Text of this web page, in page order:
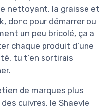
nettoyant, la graisse et
donc pour démarrer ou
un peu bricolé, ça a
chaque produit d’une
tu t’en sortirais
de marques plus
cuivres, le Shaevle